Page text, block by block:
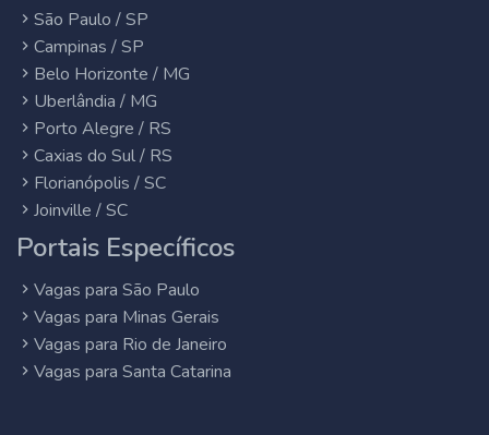
São Paulo / SP
Campinas / SP
Belo Horizonte / MG
Uberlândia / MG
Porto Alegre / RS
Caxias do Sul / RS
Florianópolis / SC
Joinville / SC
Portais Específicos
Vagas para São Paulo
Vagas para Minas Gerais
Vagas para Rio de Janeiro
Vagas para Santa Catarina